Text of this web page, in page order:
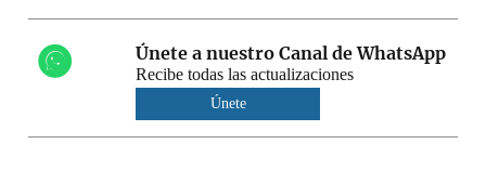
Únete a nuestro Canal de WhatsApp
Recibe todas las actualizaciones
Únete